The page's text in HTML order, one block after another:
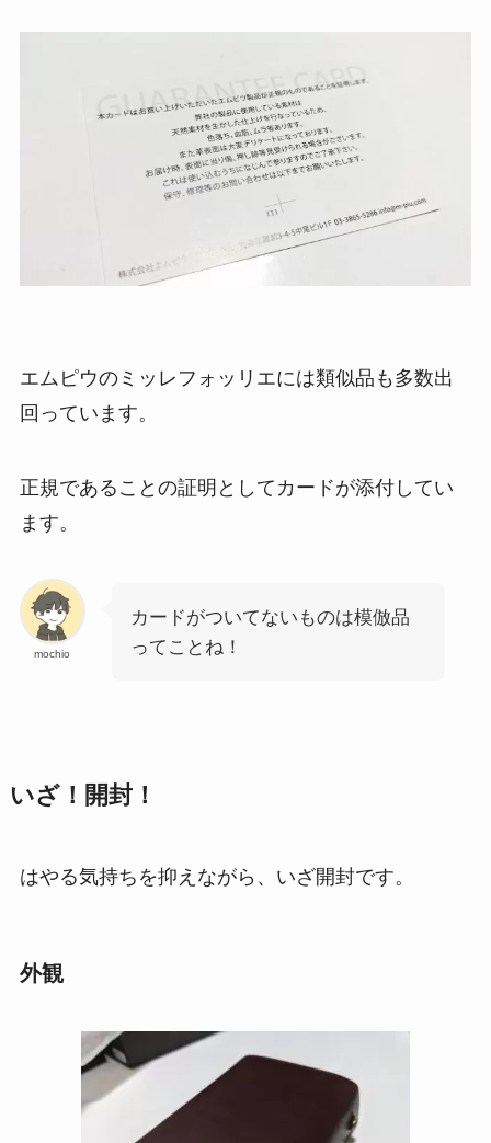
エムピウのミッレフォッリエには類似品も多数出
回っています。
正規であることの証明としてカードが添付してい
ます。
mochio
カードがついてないものは模倣品
ってことね！
いざ！開封！
はやる気持ちを抑えながら、いざ開封です。
外観